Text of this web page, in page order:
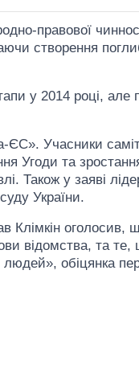
правової
створення
у 2014 році, але
ЄС». Учасники
Угоди та
Також у заяві
України.
оголосив,
відомства, та
обіцянка